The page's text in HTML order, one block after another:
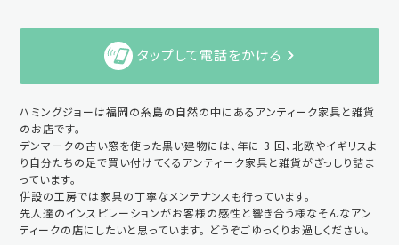
タップして電話をかける
ハミングジョーは福岡の糸島の自然の中にあるアンティーク家具と雑貨
のお店です。
デンマークの古い窓を使った黒い建物には、年に 3 回、北欧やイギリスよ
り自分たちの足で買い付けてくるアンティーク家具と雑貨がぎっしり詰ま
っています。
併設の工房では家具の丁寧なメンテナンスも行っています。
先人達のインスピレーションがお客様の感性と響き合う様なそんなアン
ティークの店にしたいと思っています。 どうぞごゆっくりお過しください。